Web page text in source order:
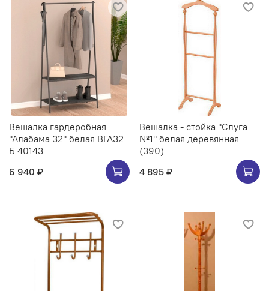
Вешалка гардеробная
"Алабама 32" белая ВГА32
Б 40143
6 940 ₽
Вешалка - стойка "Слуга
№1" белая деревянная
(390)
4 895 ₽